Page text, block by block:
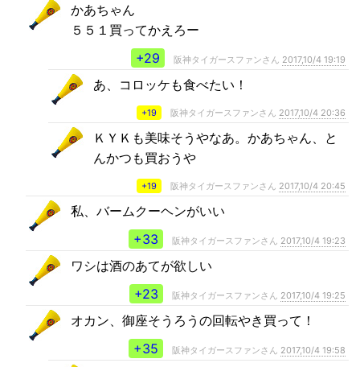
かあちゃん
５５１買ってかえろー
+29
阪神タイガースファンさん 2017,10/4 19:19
あ、コロッケも食べたい！
+19 阪神タイガースファンさん 2017,10/4 20:36
ＫＹＫも美味そうやなあ。かあちゃん、と
んかつも買おうや
+19 阪神タイガースファンさん 2017,10/4 20:45
私、バームクーヘンがいい
+33
阪神タイガースファンさん 2017,10/4 19:23
ワシは酒のあてが欲しい
+23
阪神タイガースファンさん 2017,10/4 19:25
オカン、御座そうろうの回転やき買って！
+35
阪神タイガースファンさん 2017,10/4 19:58